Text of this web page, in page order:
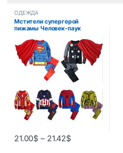
ОДЕЖДА
Мстители супергерой
пижамы Человек-паук
рубашка костюм для
мальчиков с длинными
рукавами Рождественский
костюм пижамы Хэллоуин
косплей костюм
21.00$ – 21.42$